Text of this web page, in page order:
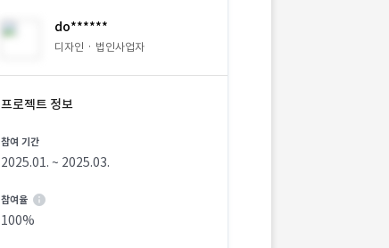
do******
디자인 · 법인사업자
프로젝트 정보
참여 기간
2025.01. ~ 2025.03.
참여율
100%